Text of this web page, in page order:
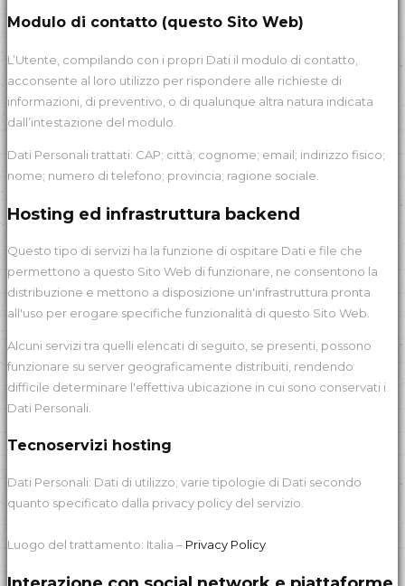
Modulo di contatto (questo Sito Web)
L’Utente, compilando con i propri Dati il modulo di contatto,
acconsente al loro utilizzo per rispondere alle richieste di
informazioni, di preventivo, o di qualunque altra natura indicata
dall’intestazione del modulo.
Dati Personali trattati: CAP; città; cognome; email; indirizzo fisico;
nome; numero di telefono; provincia; ragione sociale.
Hosting ed infrastruttura backend
Questo tipo di servizi ha la funzione di ospitare Dati e file che
permettono a questo Sito Web di funzionare, ne consentono la
distribuzione e mettono a disposizione un'infrastruttura pronta
all'uso per erogare specifiche funzionalità di questo Sito Web.
Alcuni servizi tra quelli elencati di seguito, se presenti, possono
funzionare su server geograficamente distribuiti, rendendo
difficile determinare l'effettiva ubicazione in cui sono conservati i
Dati Personali.
Tecnoservizi hosting
Dati Personali: Dati di utilizzo; varie tipologie di Dati secondo
quanto specificato dalla privacy policy del servizio.
Luogo del trattamento: Italia – Privacy Policy